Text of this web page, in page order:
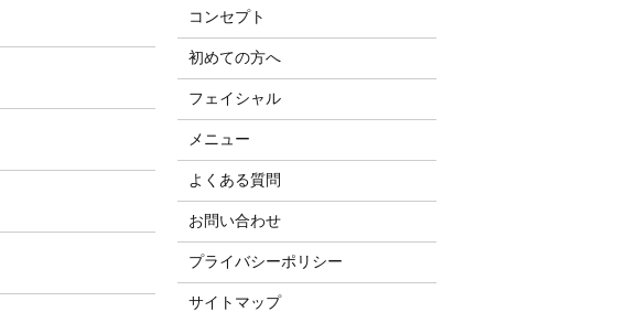
コンセプト
初めての方へ
フェイシャル
メニュー
よくある質問
お問い合わせ
プライバシーポリシー
サイトマップ